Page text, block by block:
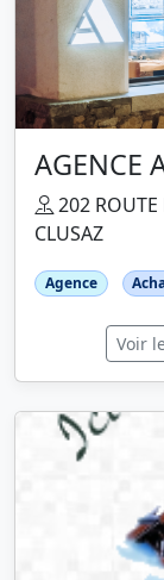
AGENCE
202 ROUTE
CLUSAZ
Agence
Voir